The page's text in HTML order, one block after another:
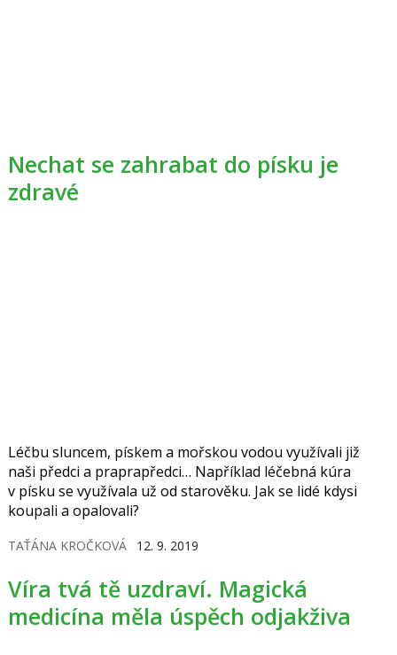
Nechat se zahrabat do písku je
zdravé
Léčbu sluncem, pískem a mořskou vodou využívali již
naši předci a praprapředci… Například léčebná kúra
v písku se využívala už od starověku. Jak se lidé kdysi
koupali a opalovali?
TAŤÁNA KROČKOVÁ 12. 9. 2019
Víra tvá tě uzdraví. Magická
medicína měla úspěch odjakživa